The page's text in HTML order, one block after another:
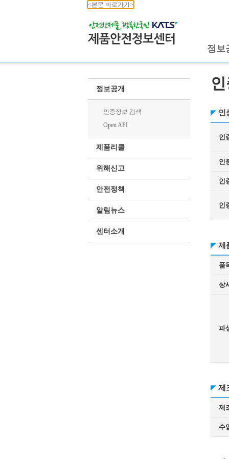
<본문 바로가기>
정보
정보공개
인증정보 검색
Open API
제품리콜
위해신고
안전정책
알림뉴스
센터소개
인
인
인
인
인
제
품
상
파
제
제
수